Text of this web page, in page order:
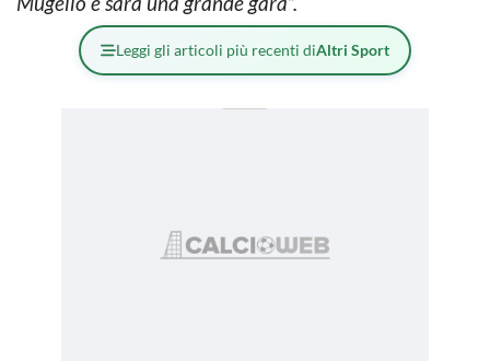
Leggi gli articoli più recenti diAltri Sport